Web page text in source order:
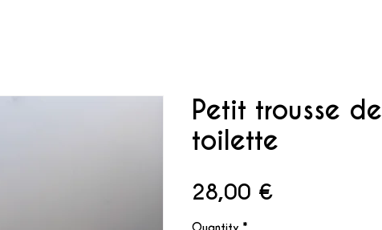
Petit trousse de
toilette
28,00 €